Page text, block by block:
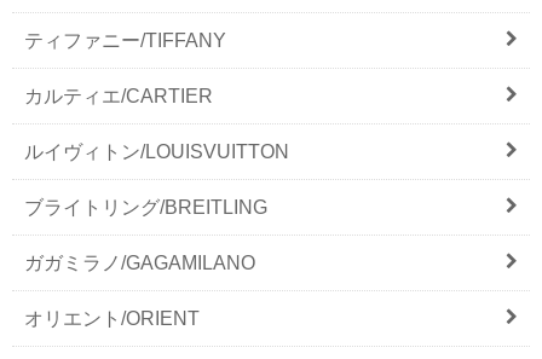
ティファニー/TIFFANY
カルティエ/CARTIER
ルイヴィトン/LOUISVUITTON
ブライトリング/BREITLING
ガガミラノ/GAGAMILANO
オリエント/ORIENT